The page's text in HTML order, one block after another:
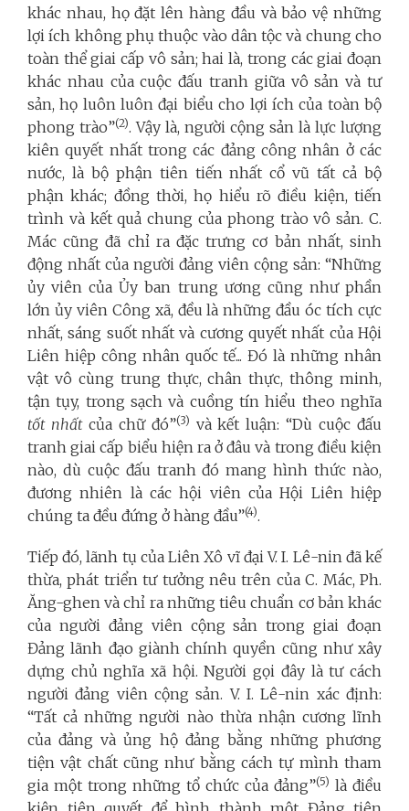
khác nhau, họ đặt lên hàng đầu và bảo vệ những
lợi ích không phụ thuộc vào dân tộc và chung cho
toàn thể giai cấp vô sản; hai là, trong các giai đoạn
khác nhau của cuộc đấu tranh giữa vô sản và tư
sản, họ luôn luôn đại biểu cho lợi ích của toàn bộ
phong trào”(2). Vậy là, người cộng sản là lực lượng
kiên quyết nhất trong các đảng công nhân ở các
nước, là bộ phận tiên tiến nhất cổ vũ tất cả bộ
phận khác; đồng thời, họ hiểu rõ điều kiện, tiến
trình và kết quả chung của phong trào vô sản. C.
Mác cũng đã chỉ ra đặc trưng cơ bản nhất, sinh
động nhất của người đảng viên cộng sản: “Những
ủy viên của Ủy ban trung ương cũng như phần
lớn ủy viên Công xã, đều là những đầu óc tích cực
nhất, sáng suốt nhất và cương quyết nhất của Hội
Liên hiệp công nhân quốc tế... Đó là những nhân
vật vô cùng trung thực, chân thực, thông minh,
tận tụy, trong sạch và cuồng tín hiểu theo nghĩa
tốt nhấtcủa chữ đó”(3) và kết luận: “Dù cuộc đấu
tranh giai cấp biểu hiện ra ở đâu và trong điều kiện
nào, dù cuộc đấu tranh đó mang hình thức nào,
đương nhiên là các hội viên của Hội Liên hiệp
chúng ta đều đứng ở hàng đầu”(4).
Tiếp đó, lãnh tụ của Liên Xô vĩ đại V. I. Lê-nin đã kế
thừa, phát triển tư tưởng nêu trên của C. Mác, Ph.
Ăng-ghen và chỉ ra những tiêu chuẩn cơ bản khác
của người đảng viên cộng sản trong giai đoạn
Đảng lãnh đạo giành chính quyền cũng như xây
dựng chủ nghĩa xã hội. Người gọi đây là tư cách
người đảng viên cộng sản. V. I. Lê-nin xác định:
“Tất cả những người nào thừa nhận cương lĩnh
của đảng và ủng hộ đảng bằng những phương
tiện vật chất cũng như bằng cách tự mình tham
gia một trong những tổ chức của đảng”(5) là điều